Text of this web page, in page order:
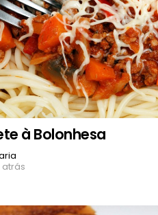
à Bolonhesa
atrás